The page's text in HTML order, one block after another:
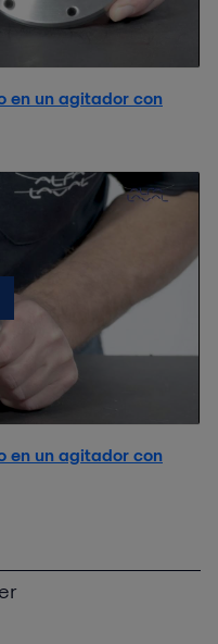
en un agitador con
en un agitador con